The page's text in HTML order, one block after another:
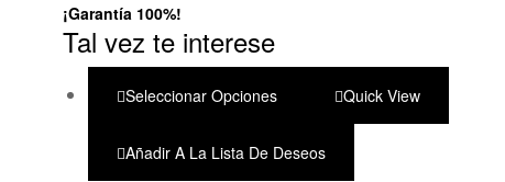
¡Garantía 100%!
Tal vez te interese
Seleccionar Opciones Quick View
Añadir A La Lista De Deseos